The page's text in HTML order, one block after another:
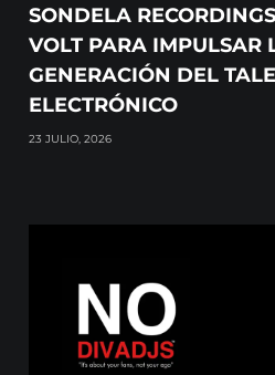
SONDELA
VOLT PARA IMPULSAR
GENERACIÓN DEL
ELECTRÓNICO
23 JULIO, 2026